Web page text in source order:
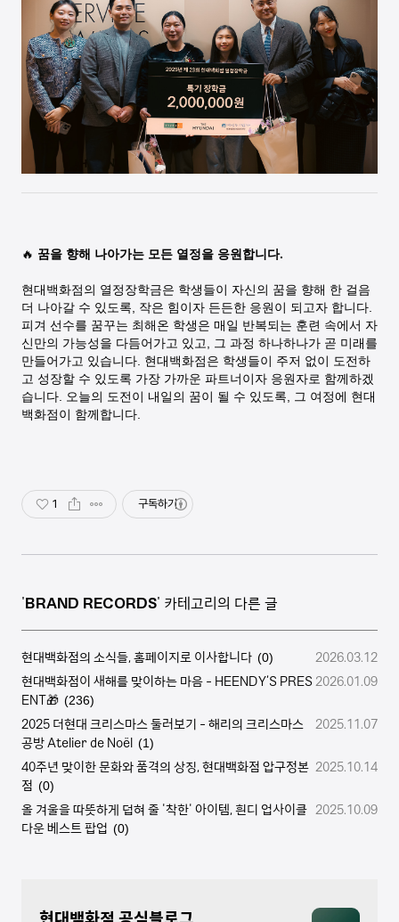
🔥 꿈을 향해 나아가는 모든 열정을 응원합니다.
현대백화점의 열정장학금은 학생들이 자신의 꿈을 향해 한 걸음
더 나아갈 수 있도록, 작은 힘이자 든든한 응원이 되고자 합니다.
피겨 선수를 꿈꾸는 최해온 학생은 매일 반복되는 훈련 속에서 자
신만의 가능성을 다듬어가고 있고, 그 과정 하나하나가 곧 미래를
만들어가고 있습니다. 현대백화점은 학생들이 주저 없이 도전하
고 성장할 수 있도록 가장 가까운 파트너이자 응원자로 함께하겠
습니다. 오늘의 도전이 내일의 꿈이 될 수 있도록, 그 여정에 현대
백화점이 함께합니다.
1 구독하기
'BRAND RECORDS' 카테고리의 다른 글
현대백화점의 소식들, 홈페이지로 이사합니다 (0)
2026.03.12
현대백화점이 새해를 맞이하는 마음 - HEENDY’S PRES
ENT🎁 (236)
2026.01.09
2025 더현대 크리스마스 둘러보기 - 해리의 크리스마스
공방 Atelier de Noël (1)
2025.11.07
40주년 맞이한 문화와 품격의 상징, 현대백화점 압구정본
점 (0)
2025.10.14
올 겨울을 따뜻하게 덥혀 줄 '착한' 아이템, 흰디 업사이클
다운 베스트 팝업 (0)
2025.10.09